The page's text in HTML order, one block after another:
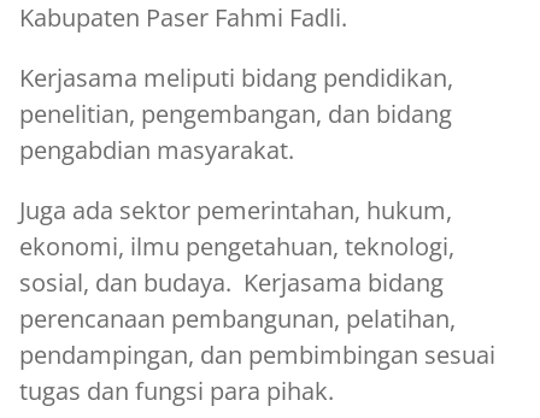
Kabupaten Paser Fahmi Fadli.
Kerjasama meliputi bidang pendidikan,
penelitian, pengembangan, dan bidang
pengabdian masyarakat.
Juga ada sektor pemerintahan, hukum,
ekonomi, ilmu pengetahuan, teknologi,
sosial, dan budaya. Kerjasama bidang
perencanaan pembangunan, pelatihan,
pendampingan, dan pembimbingan sesuai
tugas dan fungsi para pihak.